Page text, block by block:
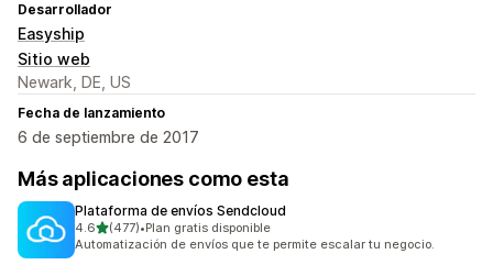
Desarrollador
Easyship
Sitio web
Newark, DE, US
Fecha de lanzamiento
6 de septiembre de 2017
Más aplicaciones como esta
Plataforma de envíos Sendcloud
4.6de 5 estrellas
(477)
477 reseñas en total
•Plan gratis disponible
Automatización de envíos que te permite escalar tu negocio.